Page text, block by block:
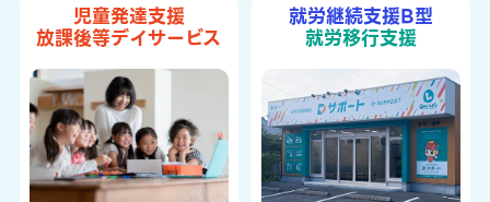
児童発達支援
放課後等デイサービス
就労継続支援B型
就労移行支援